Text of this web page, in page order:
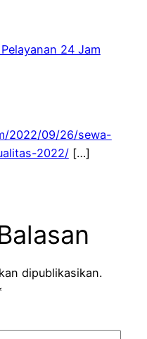
24 Jam
2022/09/26/sewa-
2022/[…]
dipublikasikan.